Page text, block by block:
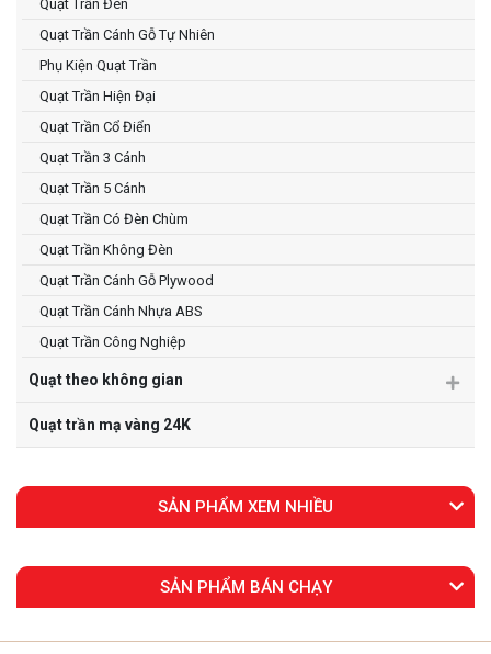
Quạt Trần Đèn
Quạt Trần Cánh Gỗ Tự Nhiên
Phụ Kiện Quạt Trần
Quạt Trần Hiện Đại
Quạt Trần Cổ Điển
Quạt Trần 3 Cánh
Quạt Trần 5 Cánh
Quạt Trần Có Đèn Chùm
Quạt Trần Không Đèn
Quạt Trần Cánh Gỗ Plywood
Quạt Trần Cánh Nhựa ABS
Quạt Trần Công Nghiệp
Quạt theo không gian
Quạt trần mạ vàng 24K
SẢN PHẨM XEM NHIỀU
SẢN PHẨM BÁN CHẠY